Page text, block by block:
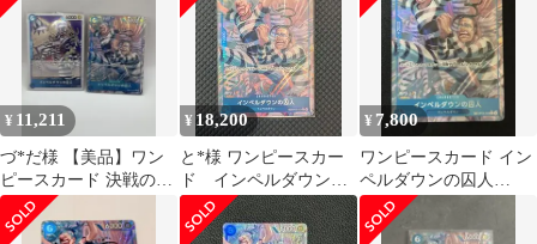
¥ 11,211
づ*だ様 【美品】ワン
ピースカード 決戦の刻
TR パラレル インペル
ダウンの囚
¥ 18,200
と*️様 ワンピースカー
ド インペルダウンの
囚人 TR パラレル
¥ 7,800
ワンピースカード イン
ペルダウンの囚人
OP16-042